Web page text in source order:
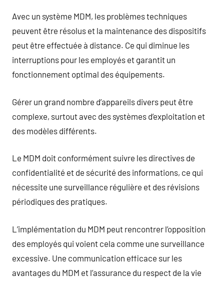
Avec un système MDM, les problèmes techniques
peuvent être résolus et la maintenance des dispositifs
peut être effectuée à distance. Ce qui diminue les
interruptions pour les employés et garantit un
fonctionnement optimal des équipements.
Gérer un grand nombre d’appareils divers peut être
complexe, surtout avec des systèmes d’exploitation et
des modèles différents.
Le MDM doit conformément suivre les directives de
confidentialité et de sécurité des informations, ce qui
nécessite une surveillance régulière et des révisions
périodiques des pratiques.
L’implémentation du MDM peut rencontrer l’opposition
des employés qui voient cela comme une surveillance
excessive. Une communication efficace sur les
avantages du MDM et l’assurance du respect de la vie